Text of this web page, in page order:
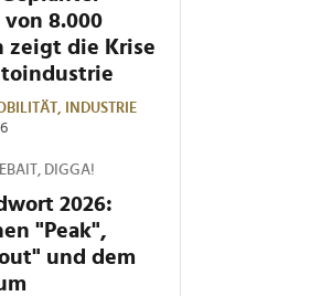
von 8.000
zeigt die Krise
INDUSTRIE
DIGGA!
2026:
"Peak",
und dem